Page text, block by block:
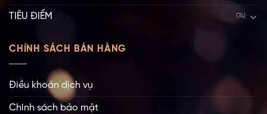
TIÊU ĐIỂM (74)
CHÍNH SÁCH BÁN HÀNG
Điều khoản dịch vụ
Chính sách bảo mật